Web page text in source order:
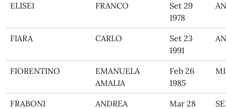
ELISEI FRANCO
Set 29
1978
FIARA CARLO
Set 23
1991
FIORENTINO
EMANUELA
AMALIA
Feb 26
1985
FRABONI ANDREA
Mar 28